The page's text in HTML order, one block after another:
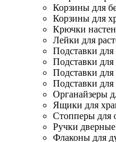
Корзины для
Корзины для
Крючки
Лейки для
Подставки для
Подставки для
Подставки для
Подставки
Органайзеры
Ящики для
Стопперы для
Ручки дверные
Флаконы для